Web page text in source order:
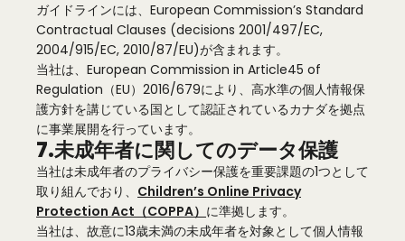
ガイドラインには、European Commission’s Standard
Contractual Clauses (decisions 2001/497/EC,
2004/915/EC, 2010/87/EU)が含まれます。
当社は、European Commission in Article45 of
Regulation（EU）2016/679により、高水準の個人情報保
護方針を講じている国として認証されているカナダを拠点
に事業展開を行っています。
7.未成年者に関してのデータ保護
当社は未成年者のプライバシー保護を重要課題の1つとして
取り組んでおり、 Children’s Online Privacy
Protection Act（COPPA） に準拠します。
当社は、故意に13歳未満の未成年者を対象として個人情報